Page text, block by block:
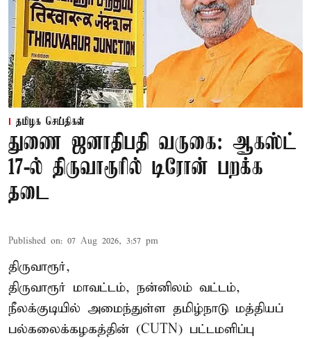
தமிழக செய்திகள்
துணை ஜனாதிபதி வருகை: ஆகஸ்ட்
17-ல் திருவாரூரில் டிரோன் பறக்க
தடை
Published on: 07 Aug 2026, 3:57 pm
திருவாரூர்,
திருவாரூர் மாவட்டம், நன்னிலம் வட்டம்,
நீலக்குடியில் அமைந்துள்ள தமிழ்நாடு மத்தியப்
பல்கலைக்கழகத்தின் (CUTN) பட்டமளிப்பு